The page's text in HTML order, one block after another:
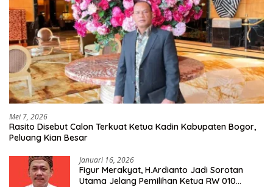
Mei 7, 2026
Rasito Disebut Calon Terkuat Ketua Kadin Kabupaten Bogor,
Peluang Kian Besar
Januari 16, 2026
Figur Merakyat, H.Ardianto Jadi Sorotan
Utama Jelang Pemilihan Ketua RW 010